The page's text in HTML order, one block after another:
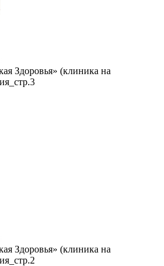
Здоровья» (клиника на
Здоровья» (клиника на